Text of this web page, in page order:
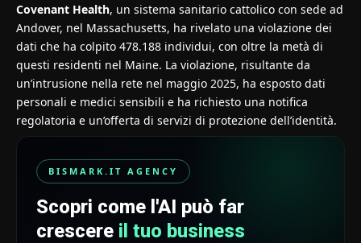
Covenant Health, un sistema sanitario cattolico con sede ad
Andover, nel Massachusetts, ha rivelato una violazione dei
dati che ha colpito 478.188 individui, con oltre la metà di
questi residenti nel Maine. La violazione, risultante da
un’intrusione nella rete nel maggio 2025, ha esposto dati
personali e medici sensibili e ha richiesto una notifica
regolatoria e un’offerta di servizi di protezione dell’identità.
BISMARK.IT AGENCY
Scopri come l'AI può far
crescere il tuo business